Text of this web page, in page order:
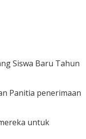
Siswa Baru Tahun
Panitia penerimaan
untuk